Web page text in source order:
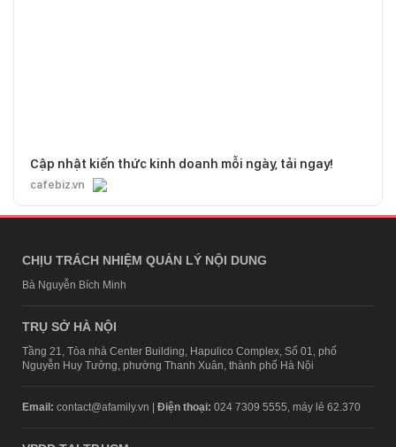
Cập nhật kiến thức kinh doanh mỗi ngày, tải ngay!
cafebiz.vn
CHỊU TRÁCH NHIỆM QUẢN LÝ NỘI DUNG
Bà Nguyễn Bích Minh
TRỤ SỞ HÀ NỘI
Tầng 21, Tòa nhà Center Building, Hapulico Complex, Số 01, phố
Nguyễn Huy Tưởng, phường Thanh Xuân, thành phố Hà Nội
Email: contact@afamily.vn | Điện thoại: 024 7309 5555, máy lẻ 62.370